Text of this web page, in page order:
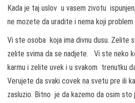
Kada je taj uslov u vasem zivotu
ne mozete da uradite i nema koji
Vi ste osoba koja ima divnu dusu. Zelite
zelite svima da se nadjete. Vi ste neko
karmu i zelite uvek i u svakom trenutku
Verujete da svaki covek na svetu pre ili
zasluzio. Bitno je da kazemo da osim sto